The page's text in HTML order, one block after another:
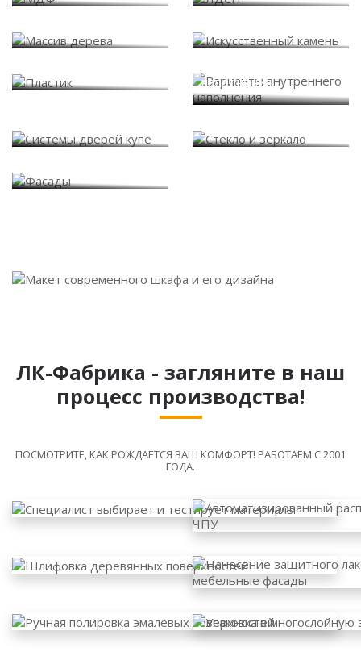
наполнения
ЛК-Фабрика - загляните в наш
процесс производства!
ПОСМОТРИТЕ, КАК РОЖДАЕТСЯ ВАШ КОМФОРТ! РАБОТАЕМ С 2001
ГОДА.